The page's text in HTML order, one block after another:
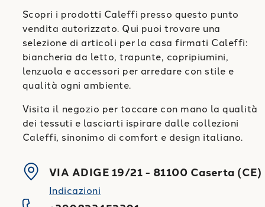
Scopri i prodotti Caleffi presso questo punto
vendita autorizzato. Qui puoi trovare una
selezione di articoli per la casa firmati Caleffi:
biancheria da letto, trapunte, copripiumini,
lenzuola e accessori per arredare con stile e
qualità ogni ambiente.
Visita il negozio per toccare con mano la qualità
dei tessuti e lasciarti ispirare dalle collezioni
Caleffi, sinonimo di comfort e design italiano.
VIA ADIGE 19/21 - 81100 Caserta (CE)
Indicazioni